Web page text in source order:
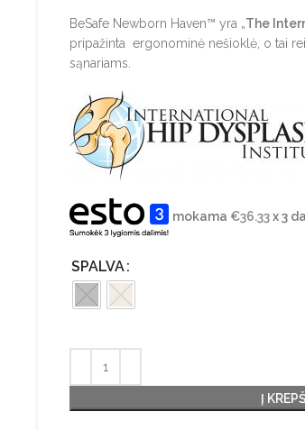
BeSafe Newborn Haven™ yra „The
pripažinta ergonominė nešioklė, o tai
sąnariams.
mokama €36.33x 3
SPALVA
Į